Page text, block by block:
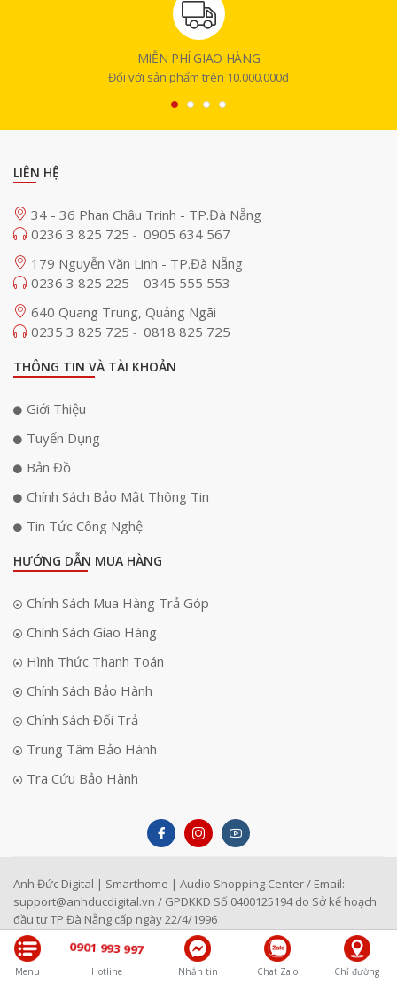
MIỄN PHÍ GIAO HÀNG
Đối với sản phẩm trên 10.000.000đ
Menu
0901 993 997
Hotline Nhắn tin Chat Zalo Chỉ đường
LIÊN HỆ
34 - 36 Phan Châu Trinh - TP.Đà Nẵng
0236 3 825 725 - 0905 634 567
179 Nguyễn Văn Linh - TP.Đà Nẵng
0236 3 825 225 - 0345 555 553
640 Quang Trung, Quảng Ngãi
0235 3 825 725 - 0818 825 725
THÔNG TIN VÀ TÀI KHOẢN
Giới Thiệu
Tuyển Dụng
Bản Đồ
Chính Sách Bảo Mật Thông Tin
Tin Tức Công Nghệ
HƯỚNG DẪN MUA HÀNG
Chính Sách Mua Hàng Trả Góp
Chính Sách Giao Hàng
Hình Thức Thanh Toán
Chính Sách Bảo Hành
Chính Sách Đổi Trả
Trung Tâm Bảo Hành
Tra Cứu Bảo Hành
Anh Đức Digital | Smarthome | Audio Shopping Center / Email:
support@anhducdigital.vn / GPDKKD Số 0400125194 do Sở kế hoạch
đầu tư TP Đà Nẵng cấp ngày 22/4/1996